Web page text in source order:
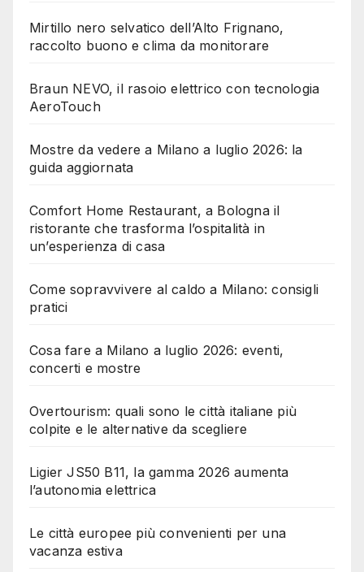
Mirtillo nero selvatico dell’Alto Frignano,
raccolto buono e clima da monitorare
Braun NEVO, il rasoio elettrico con tecnologia
AeroTouch
Mostre da vedere a Milano a luglio 2026: la
guida aggiornata
Comfort Home Restaurant, a Bologna il
ristorante che trasforma l’ospitalità in
un’esperienza di casa
Come sopravvivere al caldo a Milano: consigli
pratici
Cosa fare a Milano a luglio 2026: eventi,
concerti e mostre
Overtourism: quali sono le città italiane più
colpite e le alternative da scegliere
Ligier JS50 B11, la gamma 2026 aumenta
l’autonomia elettrica
Le città europee più convenienti per una
vacanza estiva